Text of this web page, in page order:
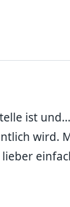
ist
wird.